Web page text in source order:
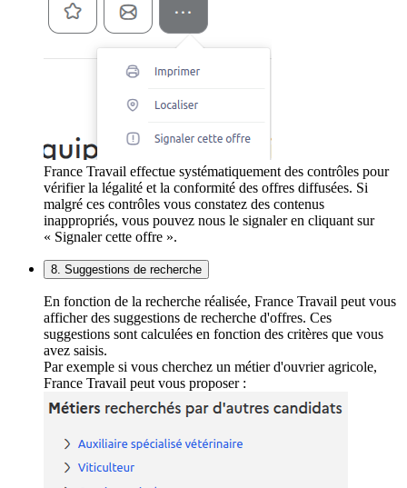
France Travail effectue systématiquement des contrôles pour
vérifier la légalité et la conformité des offres diffusées. Si
malgré ces contrôles vous constatez des contenus
inappropriés, vous pouvez nous le signaler en cliquant sur
« Signaler cette offre ».
8. Suggestions de recherche
En fonction de la recherche réalisée, France Travail peut vous
afficher des suggestions de recherche d'offres. Ces
suggestions sont calculées en fonction des critères que vous
avez saisis.
Par exemple si vous cherchez un métier d'ouvrier agricole,
France Travail peut vous proposer :